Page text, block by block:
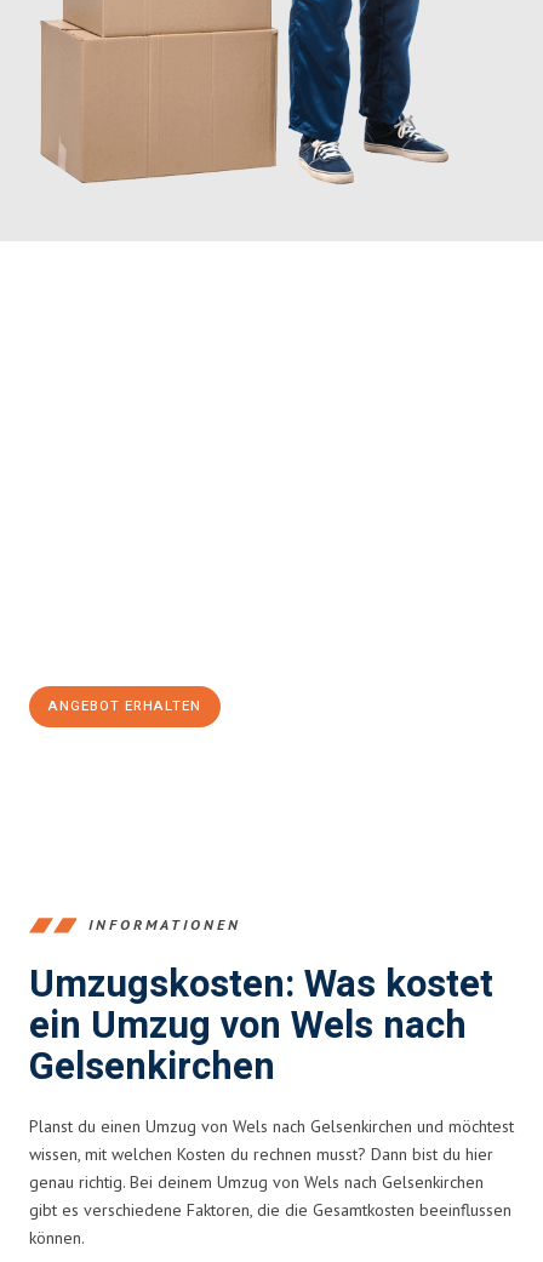
ANGEBOT ERHALTEN
INFORMATIONEN
Umzugskosten: Was kostet
ein Umzug von Wels nach
Gelsenkirchen
Planst du einen Umzug von Wels nach Gelsenkirchen und möchtest
wissen, mit welchen Kosten du rechnen musst? Dann bist du hier
genau richtig. Bei deinem Umzug von Wels nach Gelsenkirchen
gibt es verschiedene Faktoren, die die Gesamtkosten beeinflussen
können.